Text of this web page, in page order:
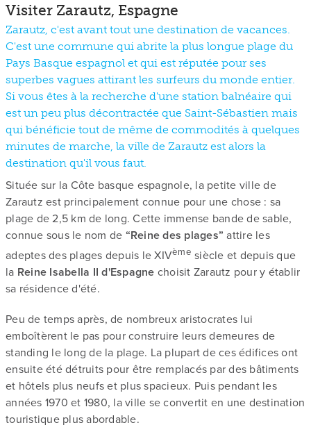
Visiter Zarautz, Espagne
Zarautz, c'est avant tout une destination de vacances.
C'est une commune qui abrite la plus longue plage du
Pays Basque espagnol et qui est réputée pour ses
superbes vagues attirant les surfeurs du monde entier.
Si vous êtes à la recherche d'une station balnéaire qui
est un peu plus décontractée que Saint-Sébastien mais
qui bénéficie tout de même de commodités à quelques
minutes de marche, la ville de Zarautz est alors la
destination qu'il vous faut.
Située sur la Côte basque espagnole, la petite ville de
Zarautz est principalement connue pour une chose : sa
plage de 2,5 km de long. Cette immense bande de sable,
connue sous le nom de “Reine des plages” attire les
adeptes des plages depuis le XIVème siècle et depuis que
la Reine Isabella II d'Espagne choisit Zarautz pour y établir
sa résidence d'été.
Peu de temps après, de nombreux aristocrates lui
emboîtèrent le pas pour construire leurs demeures de
standing le long de la plage. La plupart de ces édifices ont
ensuite été détruits pour être remplacés par des bâtiments
et hôtels plus neufs et plus spacieux. Puis pendant les
années 1970 et 1980, la ville se convertit en une destination
touristique plus abordable.